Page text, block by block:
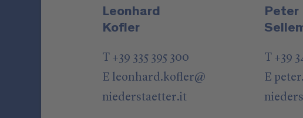
Leonhard
Kofler
T +39 335 395 300
E leonhard.kofler@
niederstaetter.it
Peter
T +39
E